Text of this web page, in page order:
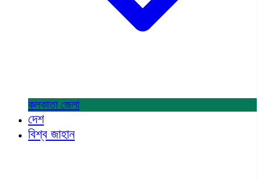
কলকাতা জেলা
দেশ
বিশ্ব জাহান